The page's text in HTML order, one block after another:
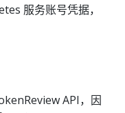
服务账号凭据，
API，因